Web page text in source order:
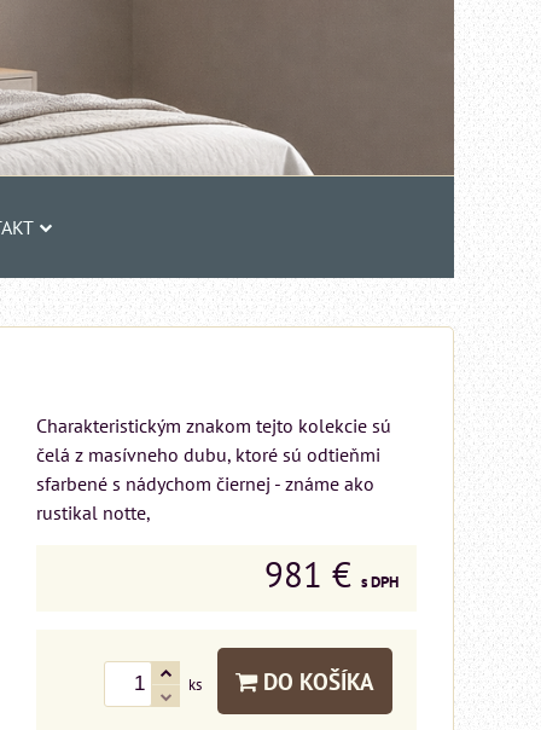
Charakteristickým znakom tejto kolekcie sú
čelá z masívneho dubu, ktoré sú odtieňmi
sfarbené s nádychom čiernej - známe ako
rustikal notte,
981 € s DPH
ks DO KOŠÍKA